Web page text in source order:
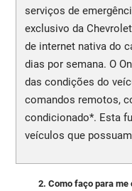
serviços de
exclusivo da
de internet nativa do
dias por semana. O
das condições do
comandos remotos,
condicionado*. Esta
veículos que
2. Como faço para me